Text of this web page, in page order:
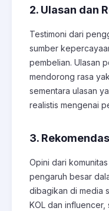
2. Ulasan dan
Testimoni dari
sumber
pembelian. Ulasan
mendorong rasa
sementara ulasan
realistis mengenai
3.
Opini dari
pengaruh besar
dibagikan di media
KOL dan influencer,